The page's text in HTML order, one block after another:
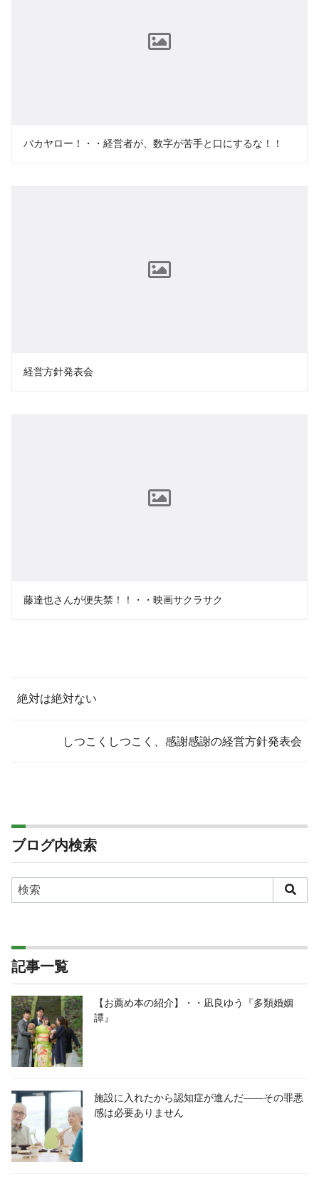
バカヤロー！・・経営者が、数字が苦手と口にするな！！
経営方針発表会
藤達也さんが便失禁！！・・映画サクラサク
絶対は絶対ない
しつこくしつこく、感謝感謝の経営方針発表会
ブログ内検索
記事一覧
【お薦め本の紹介】・・凪良ゆう『多類婚姻
譚』
施設に入れたから認知症が進んだ――その罪悪
感は必要ありません